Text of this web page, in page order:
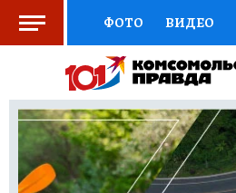
ФОТО ВИДЕО
СОЦПОДДЕРЖКА
ВЫБОР ЭКСПЕРТОВ
КНИЖНАЯ ПОЛКА